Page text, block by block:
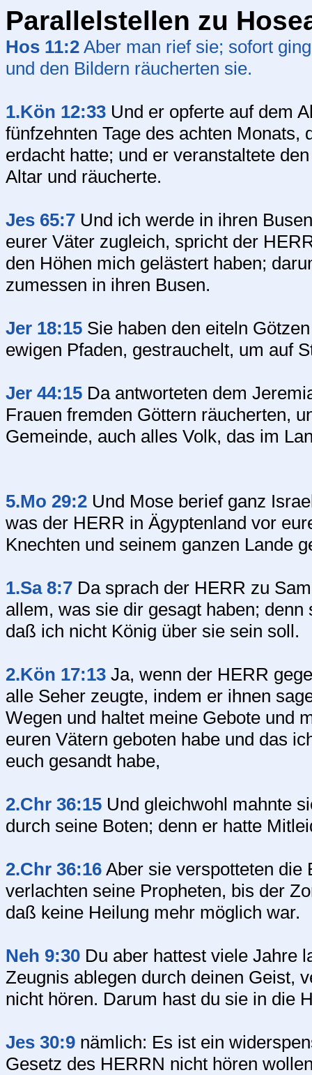
Parallelstellen zu
Hos 11:2 Aber man rief sie; sofort
und den Bildern räucherten sie.
1.Kön 12:33 Und er opferte auf dem
fünfzehnten Tage des achten
erdacht hatte; und er veranstaltete
Altar und räucherte.
Jes 65:7 Und ich werde in ihren
eurer Väter zugleich, spricht der
den Höhen mich gelästert haben;
zumessen in ihren Busen.
Jer 18:15 Sie haben den eiteln
ewigen Pfaden, gestrauchelt, um auf
Jer 44:15 Da antworteten dem
Frauen fremden Göttern räucherten,
Gemeinde, auch alles Volk, das im
5.Mo 29:2 Und Mose berief ganz
was der HERR in Ägyptenland vor
Knechten und seinem ganzen Lande
1.Sa 8:7 Da sprach der HERR zu
allem, was sie dir gesagt haben;
daß ich nicht König über sie sein soll.
2.Kön 17:13 Ja, wenn der HERR
alle Seher zeugte, indem er ihnen
Wegen und haltet meine Gebote und
euren Vätern geboten habe und das
euch gesandt habe,
2.Chr 36:15 Und gleichwohl mahnte
durch seine Boten; denn er hatte
2.Chr 36:16 Aber sie verspotteten die
verlachten seine Propheten, bis der
daß keine Heilung mehr möglich war.
Neh 9:30 Du aber hattest viele Jahre
Zeugnis ablegen durch deinen Geist,
nicht hören. Darum hast du sie in die
Jes 30:9 nämlich: Es ist ein
Gesetz des HERRN nicht hören